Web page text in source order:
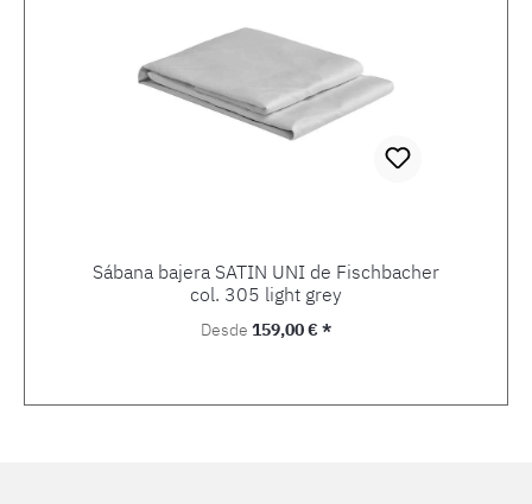
Sábana bajera SATIN UNI de Fischbacher
col. 305 light grey
Precio normal:
Desde 159,00 € *